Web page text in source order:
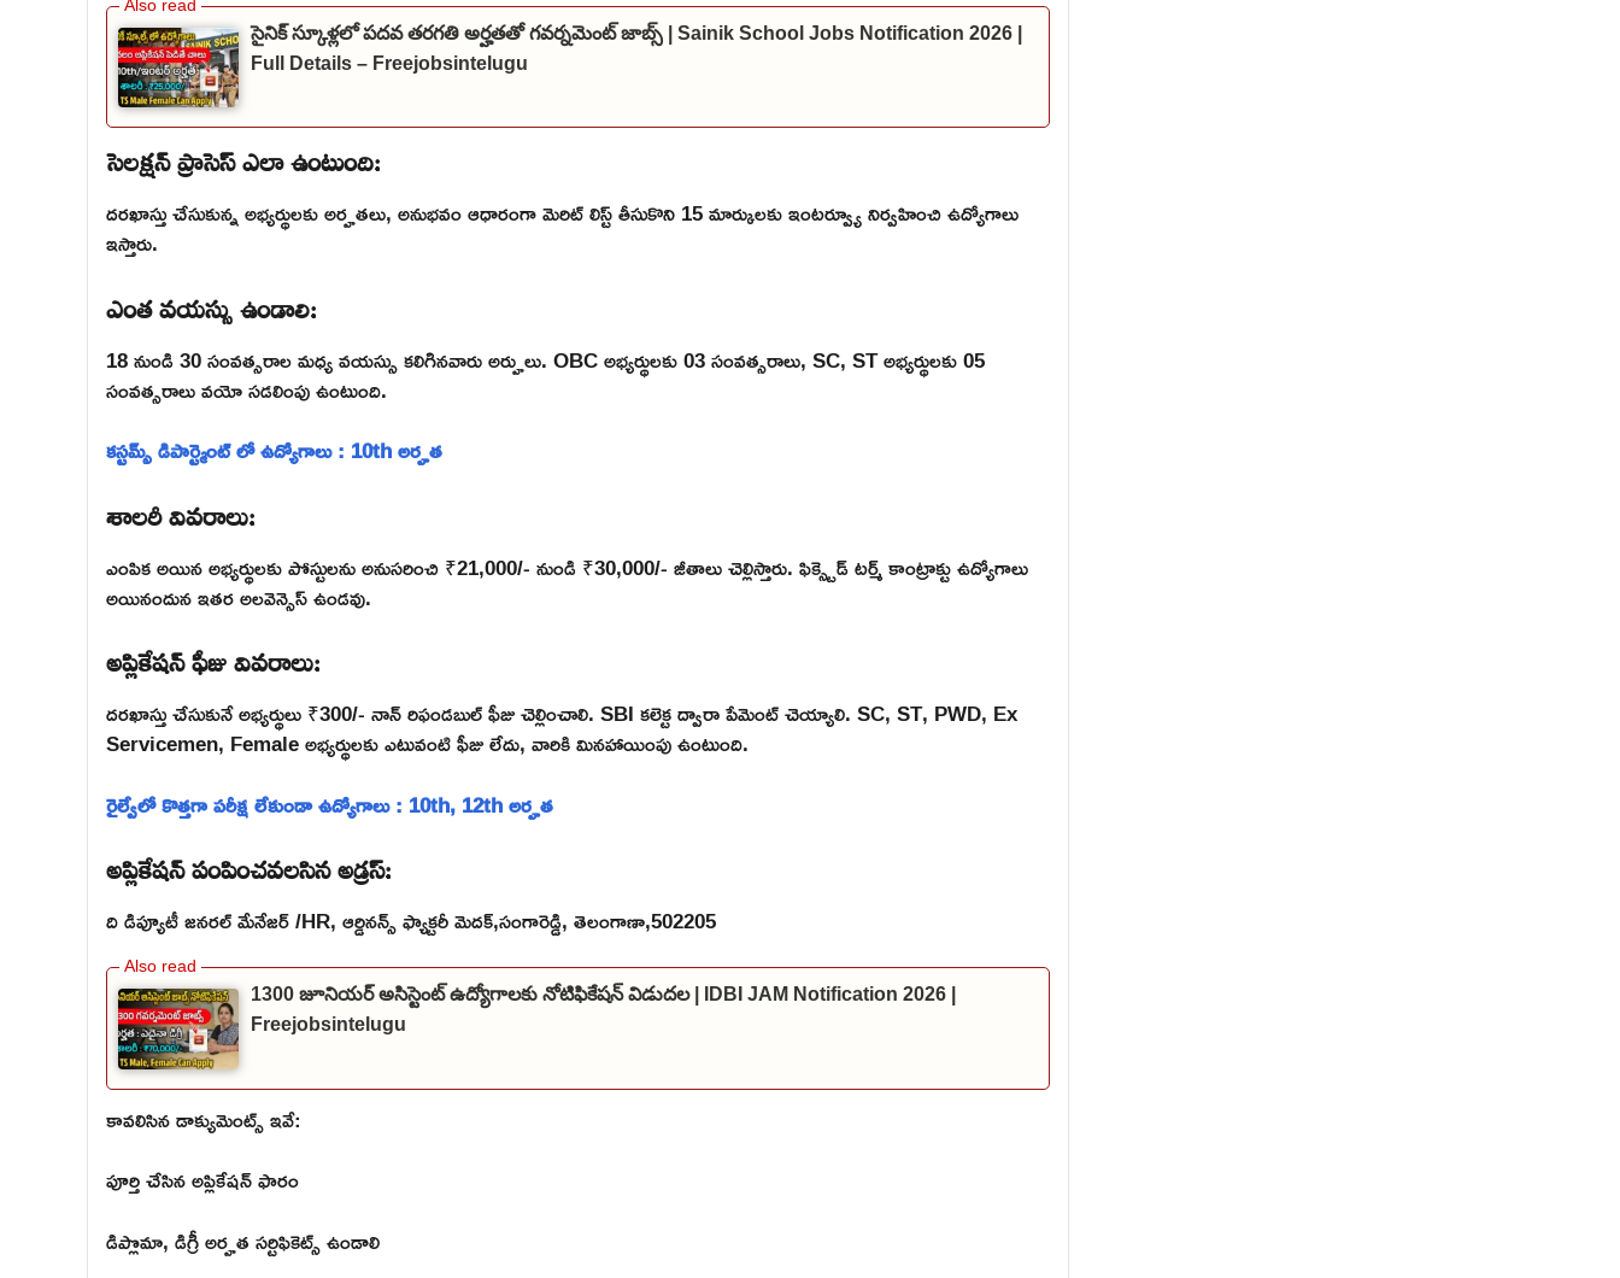
సైనిక్ స్కూళ్లలో పదవ తరగతి అర్హతతో గవర్నమెంట్ జాబ్స్ | Sainik School Jobs Notification 2026 |
Full Details – Freejobsintelugu
సెలక్షన్ ప్రాసెస్ ఎలా ఉంటుంది:
దరఖాస్తు చేసుకున్న అభ్యర్థులకు అర్హతలు, అనుభవం ఆధారంగా మెరిట్ లిస్ట్ తీసుకొని 15 మార్కులకు ఇంటర్వ్యూ నిర్వహించి ఉద్యోగాలు
ఇస్తారు.
ఎంత వయస్సు ఉండాలి:
18 నుండి 30 సంవత్సరాల మధ్య వయస్సు కలిగినవారు అర్హులు. OBC అభ్యర్థులకు 03 సంవత్సరాలు, SC, ST అభ్యర్థులకు 05
సంవత్సరాలు వయో సడలింపు ఉంటుంది.
కస్టమ్స్ డిపార్ట్మెంట్ లో ఉద్యోగాలు : 10th అర్హత
శాలరీ వివరాలు:
ఎంపిక అయిన అభ్యర్థులకు పోస్టులను అనుసరించి ₹21,000/- నుండి ₹30,000/- జీతాలు చెల్లిస్తారు. ఫిక్స్టెడ్ టర్మ్ కాంట్రాక్టు ఉద్యోగాలు
అయినందున ఇతర అలవెన్సెస్ ఉండవు.
అప్లికేషన్ ఫీజు వివరాలు:
దరఖాస్తు చేసుకునే అభ్యర్థులు ₹300/- నాన్ రిఫండబుల్ ఫీజు చెల్లించాలి. SBI కలెక్ట ద్వారా పేమెంట్ చెయ్యాలి. SC, ST, PWD, Ex
Servicemen, Female అభ్యర్థులకు ఎటువంటి ఫీజు లేదు, వారికి మినహాయింపు ఉంటుంది.
రైల్వేలో కొత్తగా పరీక్ష లేకుండా ఉద్యోగాలు : 10th, 12th అర్హత
అప్లికేషన్ పంపించవలసిన అడ్రస్:
ది డిప్యూటీ జనరల్ మేనేజర్ /HR, ఆర్డినన్స్ ఫ్యాక్టరీ మెదక్,సంగారెడ్డి, తెలంగాణా,502205
1300 జూనియర్ అసిస్టెంట్ ఉద్యోగాలకు నోటిఫికేషన్ విడుదల | IDBI JAM Notification 2026 |
Freejobsintelugu
కావలిసిన డాక్యుమెంట్స్ ఇవే:
పూర్తి చేసిన అప్లికేషన్ ఫారం
డిప్లొమా, డిగ్రీ అర్హత సర్టిఫికెట్స్ ఉండాలి